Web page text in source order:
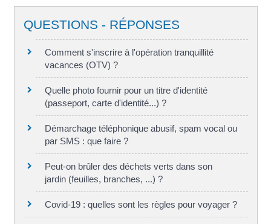
QUESTIONS - RÉPONSES
Comment s'inscrire à l'opération tranquillité
vacances (OTV) ?
Quelle photo fournir pour un titre d'identité
(passeport, carte d'identité...) ?
Démarchage téléphonique abusif, spam vocal ou
par SMS : que faire ?
Peut-on brûler des déchets verts dans son
jardin (feuilles, branches, ...) ?
Covid-19 : quelles sont les règles pour voyager ?